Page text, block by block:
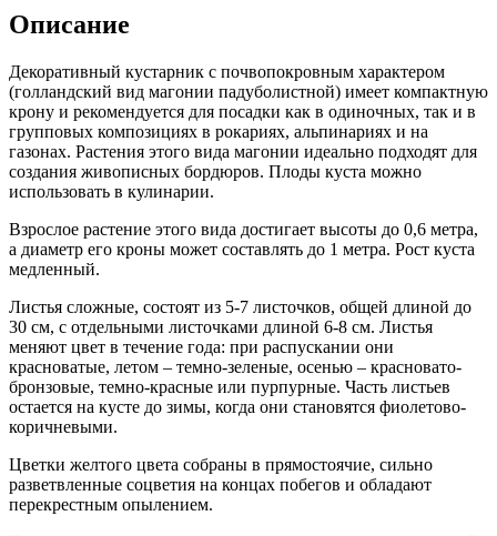
Описание
Декоративный кустарник с почвопокровным характером
(голландский вид магонии падуболистной) имеет компактную
крону и рекомендуется для посадки как в одиночных, так и в
групповых композициях в рокариях, альпинариях и на
газонах. Растения этого вида магонии идеально подходят для
создания живописных бордюров. Плоды куста можно
использовать в кулинарии.
Взрослое растение этого вида достигает высоты до 0,6 метра,
а диаметр его кроны может составлять до 1 метра. Рост куста
медленный.
Листья сложные, состоят из 5-7 листочков, общей длиной до
30 см, с отдельными листочками длиной 6-8 см. Листья
меняют цвет в течение года: при распускании они
красноватые, летом – темно-зеленые, осенью – красновато-
бронзовые, темно-красные или пурпурные. Часть листьев
остается на кусте до зимы, когда они становятся фиолетово-
коричневыми.
Цветки желтого цвета собраны в прямостоячие, сильно
разветвленные соцветия на концах побегов и обладают
перекрестным опылением.